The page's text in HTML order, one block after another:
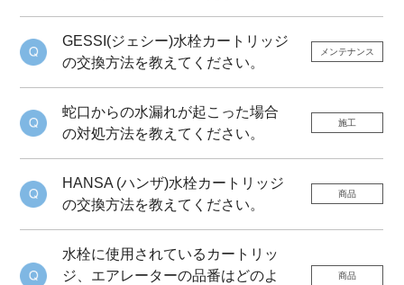
GESSI(ジェシー)水栓カートリッジ
の交換方法を教えてください。
メンテナンス
蛇口からの水漏れが起こった場合
の対処方法を教えてください。
施工
HANSA (ハンザ)水栓カートリッジ
の交換方法を教えてください。
商品
水栓に使用されているカートリッ
ジ、エアレーターの品番はどのよ
商品